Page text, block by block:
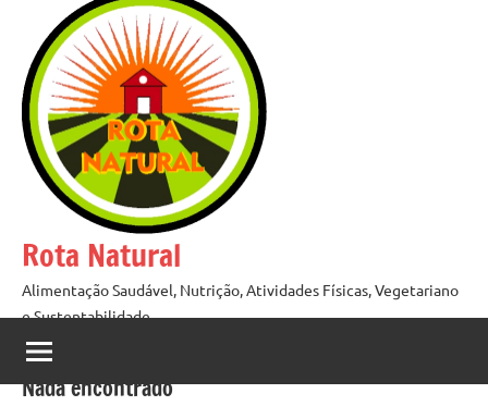
conteúdo
Rota Natural
Alimentação Saudável, Nutrição, Atividades Físicas, Vegetariano
e Sustentabilidade
Nada encontrado